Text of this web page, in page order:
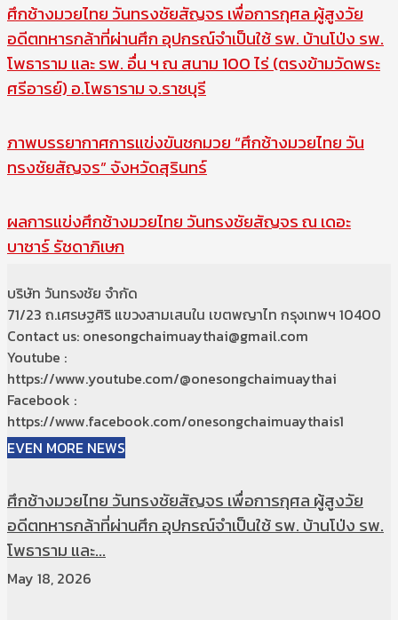
ศึกช้างมวยไทย วันทรงชัยสัญจร เพื่อการกุศล ผู้สูงวัย
อดีตทหารกล้าที่ผ่านศึก อุปกรณ์จำเป็นใช้ รพ. บ้านโป่ง รพ.
โพธาราม และ รพ. อื่น ฯ ณ สนาม 100 ไร่ (ตรงข้ามวัดพระ
ศรีอารย์) อ.โพธาราม จ.ราชบุรี
ภาพบรรยากาศการแข่งขันชกมวย “ศึกช้างมวยไทย วัน
ทรงชัยสัญจร” จังหวัดสุรินทร์
ผลการแข่งศึกช้างมวยไทย วันทรงชัยสัญจร ณ เดอะ
บาซาร์ รัชดาภิเษก
บริษัท วันทรงชัย จำกัด
71/23 ถ.เศรษฐศิริ แขวงสามเสนใน เขตพญาไท กรุงเทพฯ 10400
Contact us: onesongchaimuaythai@gmail.com
Youtube :
https://www.youtube.com/@onesongchaimuaythai
Facebook :
https://www.facebook.com/onesongchaimuaythais1
EVEN MORE NEWS
ศึกช้างมวยไทย วันทรงชัยสัญจร เพื่อการกุศล ผู้สูงวัย
อดีตทหารกล้าที่ผ่านศึก อุปกรณ์จำเป็นใช้ รพ. บ้านโป่ง รพ.
โพธาราม และ...
May 18, 2026